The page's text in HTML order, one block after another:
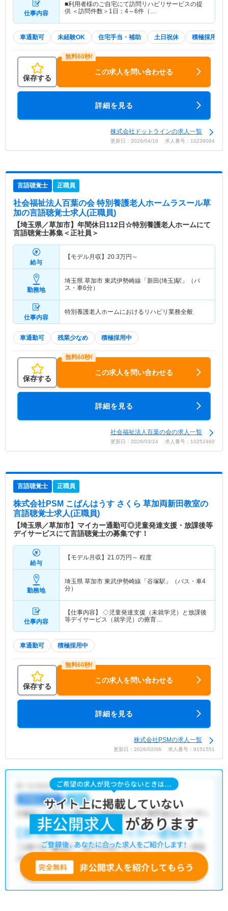
仕事内容
■利用者様のご自宅にて訪問リハビリサービスの提
供 ＜訪問件数＞1日：4～6件（…
車通勤可 未経験OK 住宅手当・補助 土日祝休 積極採用中
保存する
この求人を問い合わせる
詳細を見る
株式会社ドットラインの求人一覧
更新日：2026/04/16 求人番号：10239084
言語聴覚士 正職員
社会福祉法人百葉の会 特別養護老人ホームラスール草
加の言語聴覚士求人(正職員)
【埼玉県／草加市】年間休日112日☆特別養護老人ホームにて
言語聴覚士募集＜正社員＞
給与
【モデル月収】 20.3万円～
勤務地
埼玉県 草加市 東武伊勢崎線「新田(埼玉)駅」（バ
ス・車6分）
仕事内容
特別養護老人ホームにおけるリハビリ業務全般
車通勤可 残業少なめ 積極採用中
保存する
この求人を問い合わせる
詳細を見る
社会福祉法人百葉の会の求人一覧
更新日：2026/03/24 求人番号：10252460
言語聴覚士 正職員
株式会社PSM こぱんはうす さくら 草加両新田教室の
言語聴覚士求人(正職員)
【埼玉県／草加市】マイカー通勤可◎児童発達支援・放課後等
デイサービスにて言語聴覚士の募集です！
給与
【モデル月収】 21.0万円～ 程度
勤務地
埼玉県 草加市 東武伊勢崎線「谷塚駅」（バス・車4
分）
仕事内容
【仕事内容】 ◇児童発達支援（未就学児）と放課後
等デイサービス（就学児）の療育…
車通勤可 積極採用中
保存する
この求人を問い合わせる
詳細を見る
株式会社PSMの求人一覧
更新日：2026/02/06 求人番号：9151551